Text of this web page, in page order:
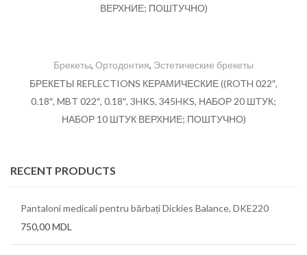
ВЕРХНИЕ; ПОШТУЧНО)
Брекеты, Ортодонтия, Эстетические брекеты
БРЕКЕТЫ REFLECTIONS КЕРАМИЧЕСКИЕ ((ROTH 022″,
0.18″, MBT 022″, 0.18″, 3HKS, 345HKS, НАБОР 20 ШТУК;
НАБОР 10 ШТУК ВЕРХНИЕ; ПОШТУЧНО)
RECENT PRODUCTS
Pantaloni medicali pentru bărbați Dickies Balance, DKE220
750,00MDL